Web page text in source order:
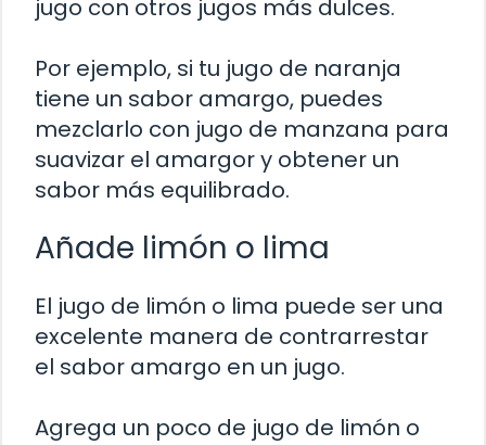
jugo con otros jugos más dulces.
Por ejemplo, si tu jugo de naranja
tiene un sabor amargo, puedes
mezclarlo con jugo de manzana para
suavizar el amargor y obtener un
sabor más equilibrado.
Añade limón o lima
El jugo de limón o lima puede ser una
excelente manera de contrarrestar
el sabor amargo en un jugo.
Agrega un poco de jugo de limón o